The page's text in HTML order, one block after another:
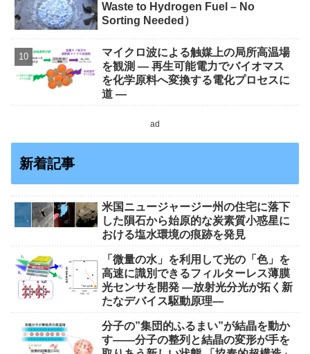
Waste to Hydrogen Fuel – No
Sorting Needed）
マイクロ波による触媒上の局所高温場
を観測 ― 再生可能電力でバイオマス
を化学原料へ変換する電化プロセスに
道 ―
ad
新着記事
米国ニュージャージー州の住宅に落下
した隕石から始原的な炭素質小惑星に
おける塩水環境の痕跡を発見
「微量の水」を利用して光の「色」を
高速に識別できるフィルターレス薄膜
光センサを開発 ―放射光分光が拓く新
たなデバイス駆動原理―
分子の”集団的ふるまい”が結晶を動か
す――分子の整列と結晶の変形が手を